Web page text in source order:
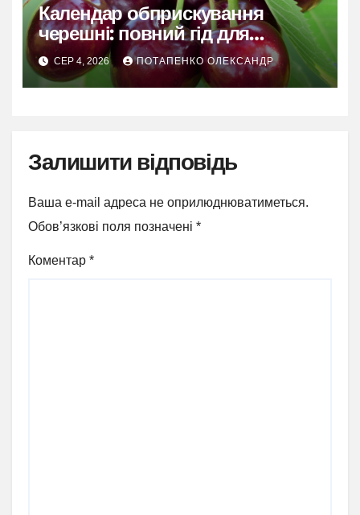
Календар обприскування
черешні: повний гід для
здорового врожаю
СЕР 4, 2026 ПОТАПЕНКО ОЛЕКСАНДР
Залишити відповідь
Ваша e-mail адреса не оприлюднюватиметься.
Обов’язкові поля позначені *
Коментар *